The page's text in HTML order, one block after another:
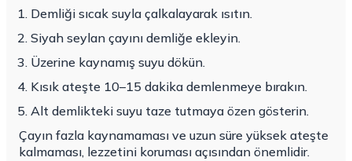
Demliği sıcak suyla çalkalayarak ısıtın.
Siyah seylan çayını demliğe ekleyin.
Üzerine kaynamış suyu dökün.
Kısık ateşte 10–15 dakika demlenmeye bırakın.
Alt demlikteki suyu taze tutmaya özen gösterin.
Çayın fazla kaynamaması ve uzun süre yüksek ateşte
kalmaması, lezzetini koruması açısından önemlidir.